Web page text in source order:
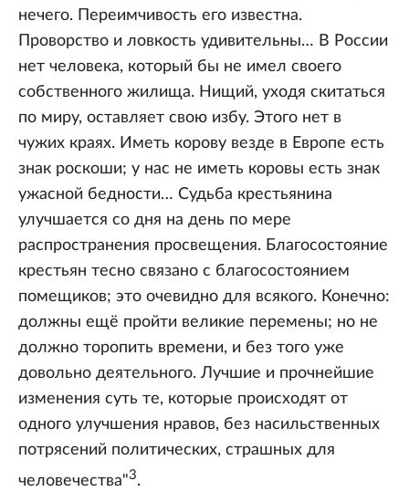
нечего. Переимчивость его известна.
Проворство и ловкость удивительны… В России
нет человека, который бы не имел своего
собственного жилища. Нищий, уходя скитаться
по миру, оставляет свою избу. Этого нет в
чужих краях. Иметь корову везде в Европе есть
знак роскоши; у нас не иметь коровы есть знак
ужасной бедности… Судьба крестьянина
улучшается со дня на день по мере
распространения просвещения. Благосостояние
крестьян тесно связано с благосостоянием
помещиков; это очевидно для всякого. Конечно:
должны ещё пройти великие перемены; но не
должно торопить времени, и без того уже
довольно деятельного. Лучшие и прочнейшие
изменения суть те, которые происходят от
одного улучшения нравов, без насильственных
потрясений политических, страшных для
человечества"3.